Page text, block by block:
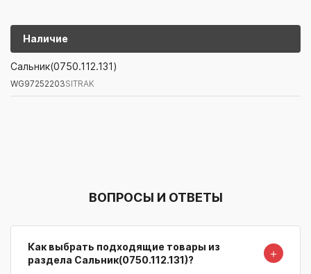
Наличие
Артикул/БрендНаименование
WG97252203SITRAK
Сальник(0750.112.131)
WG97252203SITRAK
ВОПРОСЫ И ОТВЕТЫ
Как выбрать подходящие товары из
раздела Сальник(0750.112.131)?
＋